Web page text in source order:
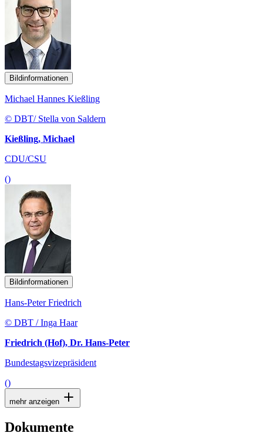
Bildinformationen
Michael Hannes Kießling
© DBT/ Stella von Saldern
Kießling, Michael
CDU/CSU
()
Bildinformationen
Hans-Peter Friedrich
© DBT / Inga Haar
Friedrich (Hof), Dr. Hans-Peter
Bundestagsvizepräsident
()
mehr anzeigen
Dokumente